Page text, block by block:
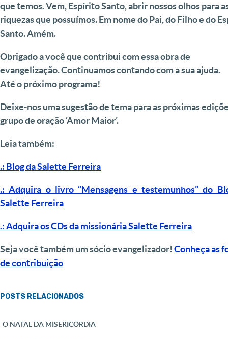
que temos. Vem, Espírito Santo, abrir nossos olhos para
riquezas que possuímos. Em nome do Pai, do Filho e do
Santo. Amém.
Obrigado a você que contribui com essa obra de
evangelização. Continuamos contando com a sua ajuda.
Até o próximo programa!
Deixe-nos uma sugestão de tema para as próximas
grupo de oração ‘Amor Maior’.
Leia também:
.: Blog da Salette Ferreira
.: Adquira o livro “Mensagens e testemunhos” do
Salette Ferreira
.: Adquira os CDs da missionária Salette Ferreira
Seja você também um sócio evangelizador!Conheça as
de contribuição
POSTS RELACIONADOS
O NATAL DA MISERICÓRDIA